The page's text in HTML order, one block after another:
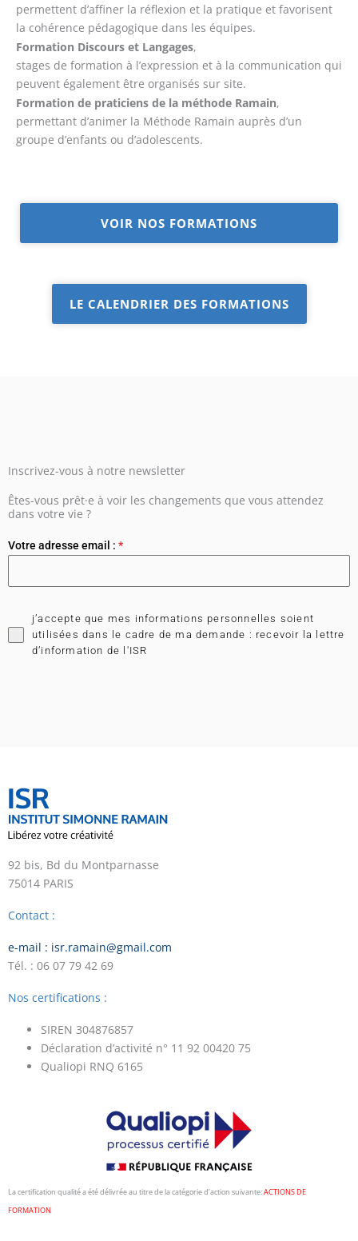
permettent d’affiner la réflexion et la pratique et favorisent
la cohérence pédagogique dans les équipes.
Formation Discours et Langages,
stages de formation à l’expression et à la communication qui
peuvent également être organisés sur site.
Formation de praticiens de la méthode Ramain,
permettant d’animer la Méthode Ramain auprès d’un
groupe d’enfants ou d’adolescents.
VOIR NOS FORMATIONS
LE CALENDRIER DES FORMATIONS
Inscrivez-vous à notre newsletter
Êtes-vous prêt·e à voir les changements que vous attendez
dans votre vie ?
Votre adresse email : *
j’accepte que mes informations personnelles soient
utilisées dans le cadre de ma demande : recevoir la lettre
d’information de l'ISR
92 bis, Bd du Montparnasse
75014 PARIS
Contact :
e-mail : isr.ramain@gmail.com
Tél. : 06 07 79 42 69
Nos certifications :
SIREN 304876857
Déclaration d’activité n° 11 92 00420 75
Qualiopi RNQ 6165
La certification qualité a été délivrée au titre de la catégorie d’action suivante:ACTIONS DE
FORMATION